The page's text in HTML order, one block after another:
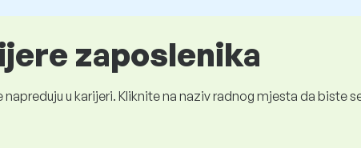
zaposlenika
u karijeri. Kliknite na naziv radnog mjesta da biste